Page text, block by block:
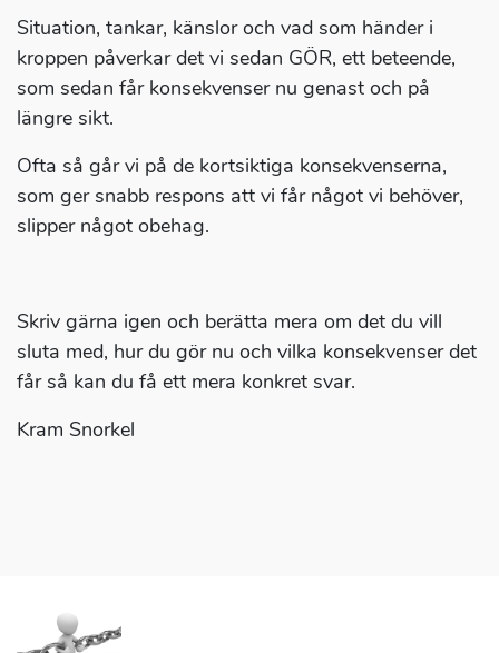
Situation, tankar, känslor och vad som händer i
kroppen påverkar det vi sedan GÖR, ett beteende,
som sedan får konsekvenser nu genast och på
längre sikt.
Ofta så går vi på de kortsiktiga konsekvenserna,
som ger snabb respons att vi får något vi behöver,
slipper något obehag.
Skriv gärna igen och berätta mera om det du vill
sluta med, hur du gör nu och vilka konsekvenser det
får så kan du få ett mera konkret svar.
Kram Snorkel